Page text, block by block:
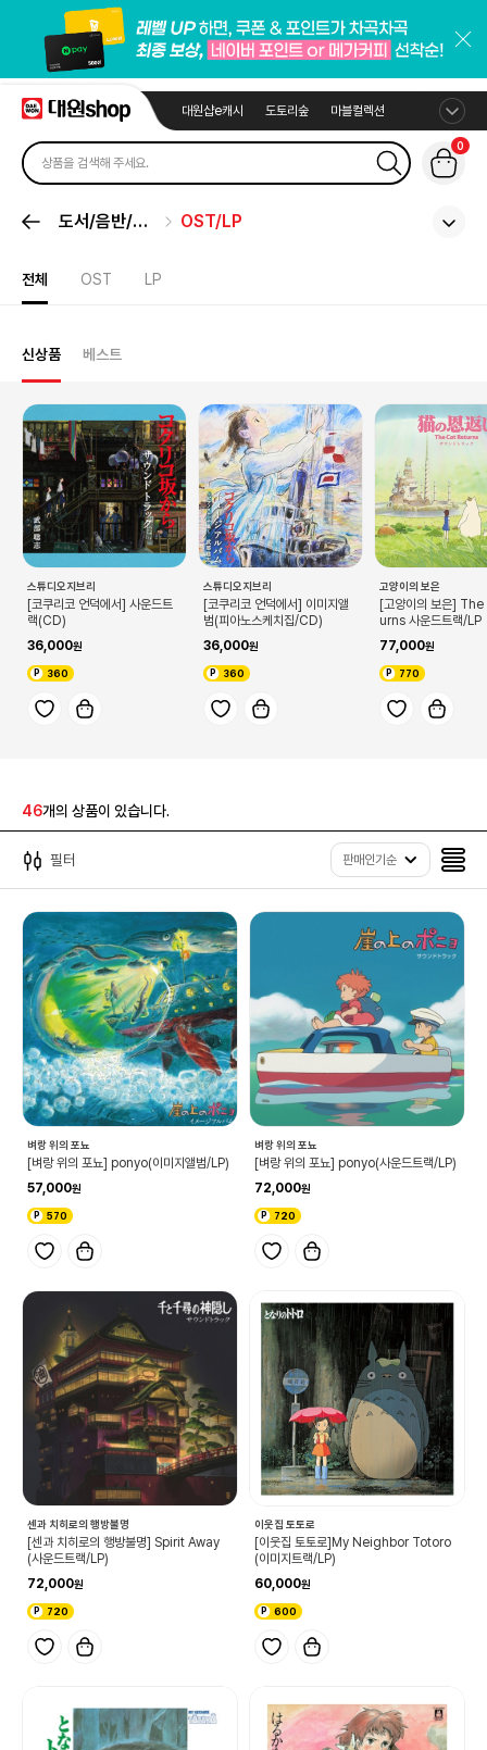
대원샵e캐시 도토리숲 마블컬렉션
0
도서/음반/취
OST/LP
전체 OST LP
신상품 베스트
스튜디오지브리
[코쿠리코 언덕에서] 사운드트
랙(CD)
36,000
360
스튜디오지브리
[코쿠리코 언덕에서] 이미지앨
범(피아노스케치집/CD)
36,000
360
고양이의 보은
[고양이의 보은]
urns 사운드트랙/LP
77,000
770
46개의 상품이 있습니다.
필터 판매인기순
벼랑 위의 포뇨
[벼랑 위의 포뇨] ponyo(이미지앨범/LP)
57,000
570
벼랑 위의 포뇨
[벼랑 위의 포뇨] ponyo(사운드트랙/LP)
72,000
720
센과 치히로의 행방불명
[센과 치히로의 행방불명] Spirit Away
(사운드트랙/LP)
72,000
720
이웃집 토토로
[이웃집 토토로]My Neighbor Totoro
(이미지트랙/LP)
60,000
600